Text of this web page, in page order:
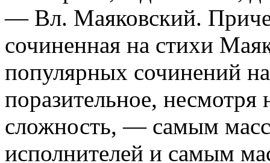
— Вл. Маяковский.
сочиненная на стихи
популярных сочинений
поразительное,
сложность, — самым
исполнителей и самым